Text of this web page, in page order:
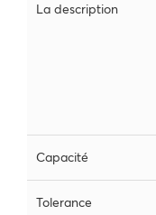
La description
Capacité
Tolerance